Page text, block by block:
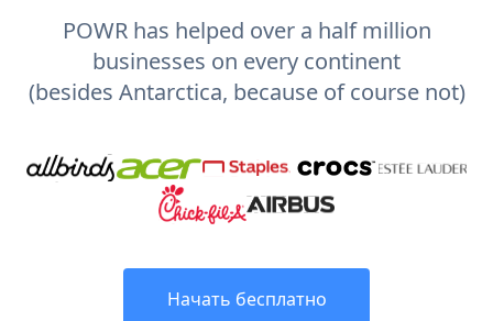
POWR has helped over a half million
businesses on every continent
(besides Antarctica, because of course not)
Начать бесплатно